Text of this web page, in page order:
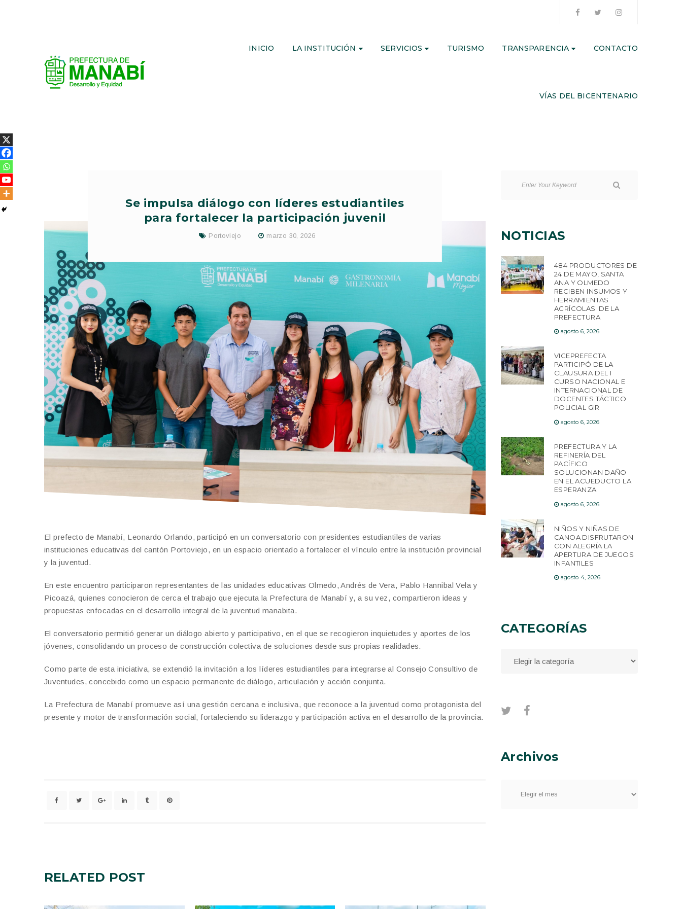
INICIO LA INSTITUCIÓN SERVICIOS TURISMO TRANSPARENCIA CONTACTO
VÍAS DEL BICENTENARIO
Se impulsa diálogo con líderes estudiantiles
para fortalecer la participación juvenil
Portoviejo marzo 30, 2026
El prefecto de Manabí, Leonardo Orlando, participó en un conversatorio con presidentes estudiantiles de varias
instituciones educativas del cantón Portoviejo, en un espacio orientado a fortalecer el vínculo entre la institución provincial
y la juventud.
En este encuentro participaron representantes de las unidades educativas Olmedo, Andrés de Vera, Pablo Hannibal Vela y
Picoazá, quienes conocieron de cerca el trabajo que ejecuta la Prefectura de Manabí y, a su vez, compartieron ideas y
propuestas enfocadas en el desarrollo integral de la juventud manabita.
El conversatorio permitió generar un diálogo abierto y participativo, en el que se recogieron inquietudes y aportes de los
jóvenes, consolidando un proceso de construcción colectiva de soluciones desde sus propias realidades.
Como parte de esta iniciativa, se extendió la invitación a los líderes estudiantiles para integrarse al Consejo Consultivo de
Juventudes, concebido como un espacio permanente de diálogo, articulación y acción conjunta.
La Prefectura de Manabí promueve así una gestión cercana e inclusiva, que reconoce a la juventud como protagonista del
presente y motor de transformación social, fortaleciendo su liderazgo y participación activa en el desarrollo de la provincia.
RELATED POST
NOTICIAS
484 PRODUCTORES DE
24 DE MAYO, SANTA
ANA Y OLMEDO
RECIBEN INSUMOS Y
HERRAMIENTAS
AGRÍCOLAS DE LA
PREFECTURA
agosto 6, 2026
VICEPREFECTA
PARTICIPÓ DE LA
CLAUSURA DEL I
CURSO NACIONAL E
INTERNACIONAL DE
DOCENTES TÁCTICO
POLICIAL GIR
agosto 6, 2026
PREFECTURA Y LA
REFINERÍA DEL
PACÍFICO
SOLUCIONAN DAÑO
EN EL ACUEDUCTO LA
ESPERANZA
agosto 6, 2026
NIÑOS Y NIÑAS DE
CANOA DISFRUTARON
CON ALEGRÍA LA
APERTURA DE JUEGOS
INFANTILES
agosto 4, 2026
CATEGORÍAS
Archivos